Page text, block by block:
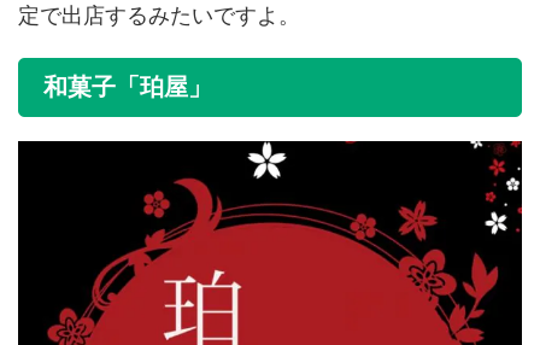
定で出店するみたいですよ。
和菓子「珀屋」